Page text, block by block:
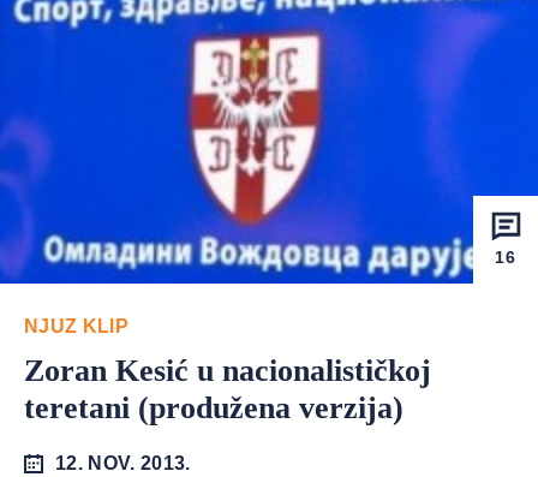
16
NJUZ KLIP
Zoran Kesić u nacionalističkoj
teretani (produžena verzija)
12. NOV. 2013.